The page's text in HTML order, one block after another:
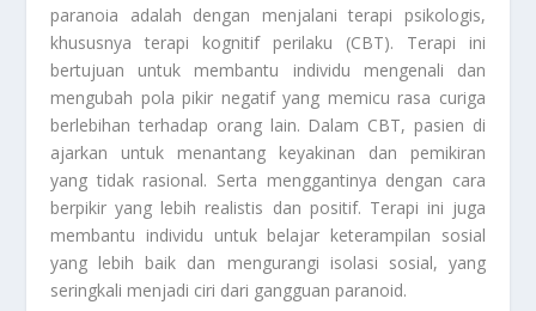
paranoia adalah dengan menjalani terapi psikologis,
khususnya terapi kognitif perilaku (CBT). Terapi ini
bertujuan untuk membantu individu mengenali dan
mengubah pola pikir negatif yang memicu rasa curiga
berlebihan terhadap orang lain. Dalam CBT, pasien di
ajarkan untuk menantang keyakinan dan pemikiran
yang tidak rasional. Serta menggantinya dengan cara
berpikir yang lebih realistis dan positif. Terapi ini juga
membantu individu untuk belajar keterampilan sosial
yang lebih baik dan mengurangi isolasi sosial, yang
seringkali menjadi ciri dari gangguan paranoid.